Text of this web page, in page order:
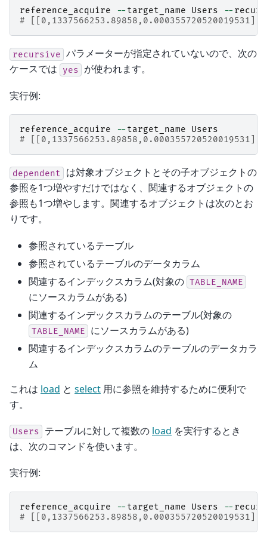
reference_acquire -- target_name Users --
#
recursive パラメーターが指定されていないので、次の
ケースでは
yes が使われます。
実行例:
reference_acquire -- target_name
Users
#
dependent
は対象オブジェクトとその子オブジェクトの
参照を1つ増やすだけではなく、関連するオブジェクトの
参照も1つ増やします。関連するオブジェクトは次のとお
りです。
参照されているテーブル
参照されているテーブルのデータカラム
関連するインデックスカラム(対象の TABLE_NAME
にソースカラムがある)
関連するインデックスカラムのテーブル(対象の
TABLE_NAME
にソースカラムがある)
関連するインデックスカラムのテーブルのデータカラ
ム
これは load と select 用に参照を維持するために便利で
す。
Users テーブルに対して複数の load を実行するとき
は、次のコマンドを使います。
実行例:
reference_acquire -- target_name Users --
#